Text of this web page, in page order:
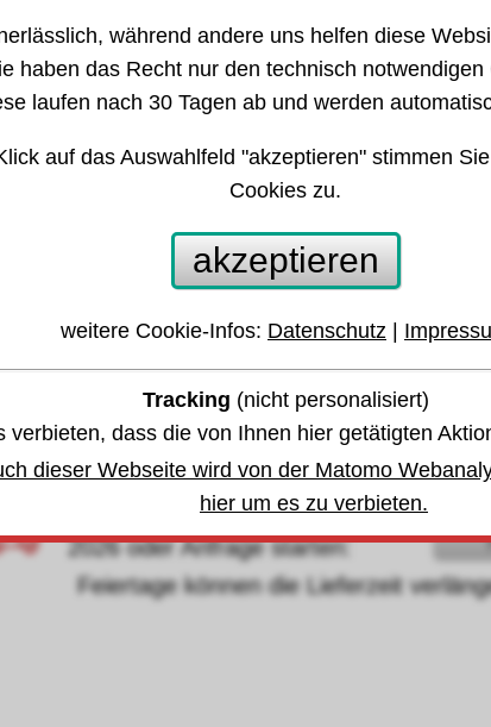
Steckschlüssel Innenvierkant 14mm
u. Garantie
bis Mittwoch, den 19. August
2026 oder Anfrage starten:
können die Lieferzeit
während andere uns helfen diese
haben das Recht nur den technisch
laufen nach 30 Tagen ab und werden
auf das Auswahlfeld "akzeptieren" stimmen
Cookies zu.
akzeptieren
weitere Cookie-Infos: Datenschutz |
Tracking (nicht personalisiert)
verbieten, dass die von Ihnen hier getätigten
dieser Webseite wird von der Matomo
hier um es zu verbieten.